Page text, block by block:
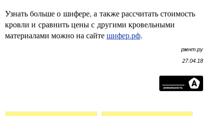
Узнать больше о шифере, а также рассчитать стоимость
кровли и сравнить цены с другими кровельными
материалами можно на сайтешифер.рф.
рмнт.ру
27.04.18